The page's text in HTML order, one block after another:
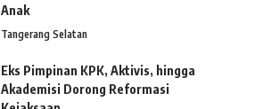
Anak
Tangerang Selatan
Eks Pimpinan KPK, Aktivis, hingga
Akademisi Dorong Reformasi